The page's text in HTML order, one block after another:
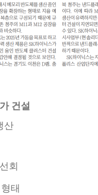
건설
산
회
태